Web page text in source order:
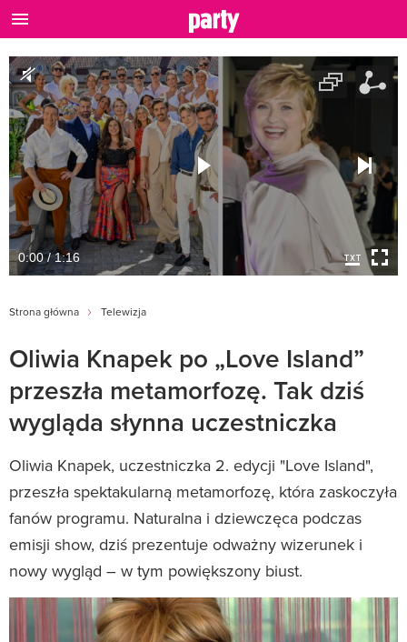
0:00 / 1:16
Strona główna Telewizja
Oliwia Knapek po „Love Island”
przeszła metamorfozę. Tak dziś
wygląda słynna uczestniczka
Oliwia Knapek, uczestniczka 2. edycji "Love Island",
przeszła spektakularną metamorfozę, która zaskoczyła
fanów programu. Naturalna i dziewczęca podczas
emisji show, dziś prezentuje odważny wizerunek i
nowy wygląd – w tym powiększony biust.